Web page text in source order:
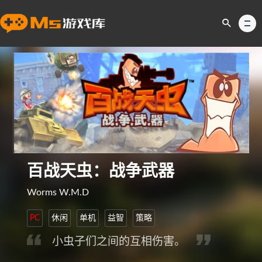
百战天虫：战争武器
Worms W.M.D
PC 休闲 单机 益智 策略
小虫子们之间的互相伤害。